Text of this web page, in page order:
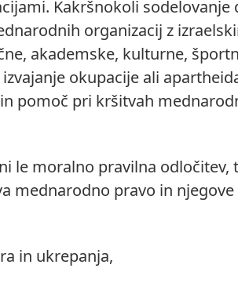
Kakršnokoli sodelovanje
organizacij z
akademske, kulturne,
okupacije ali
pomoč pri kršitvah
le moralno pravilna odločitev,
mednarodno pravo in njegove
in ukrepanja,